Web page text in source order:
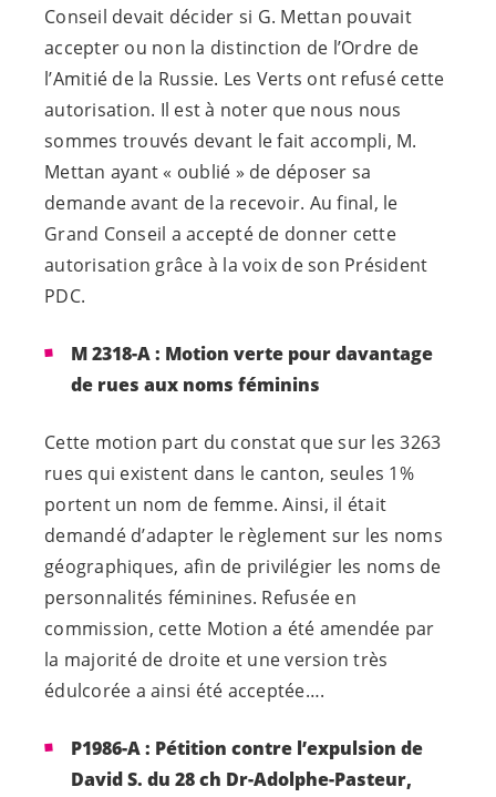
Conseil devait décider si G. Mettan pouvait
accepter ou non la distinction de l’Ordre de
l’Amitié de la Russie. Les Verts ont refusé cette
autorisation. Il est à noter que nous nous
sommes trouvés devant le fait accompli, M.
Mettan ayant « oublié » de déposer sa
demande avant de la recevoir. Au final, le
Grand Conseil a accepté de donner cette
autorisation grâce à la voix de son Président
PDC.
M 2318-A : Motion verte pour davantage
de rues aux noms féminins
Cette motion part du constat que sur les 3263
rues qui existent dans le canton, seules 1%
portent un nom de femme. Ainsi, il était
demandé d’adapter le règlement sur les noms
géographiques, afin de privilégier les noms de
personnalités féminines. Refusée en
commission, cette Motion a été amendée par
la majorité de droite et une version très
édulcorée a ainsi été acceptée….
P1986-A : Pétition contre l’expulsion de
David S. du 28 ch Dr-Adolphe-Pasteur,